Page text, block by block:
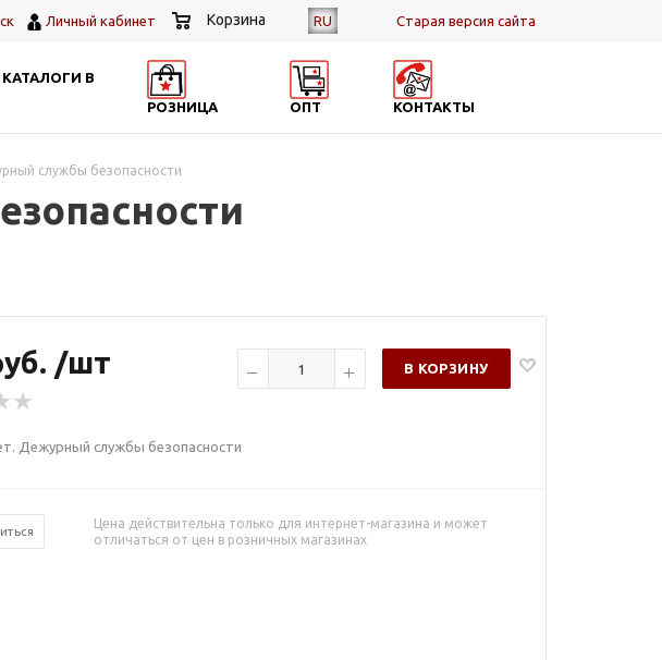
RU Cтарая версия сайта
Личный кабинет Корзина
В
РОЗНИЦА ОПТ КОНТАКТЫ
службы безопасности
/шт В КОРЗИНУ
Дежурный службы безопасности
Цена действительна только для интернет-магазина и может
отличаться от цен в розничных магазинах